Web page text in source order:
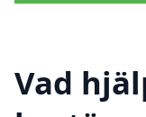
Vad